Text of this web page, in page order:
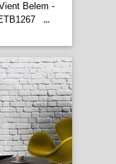
Belem -
...